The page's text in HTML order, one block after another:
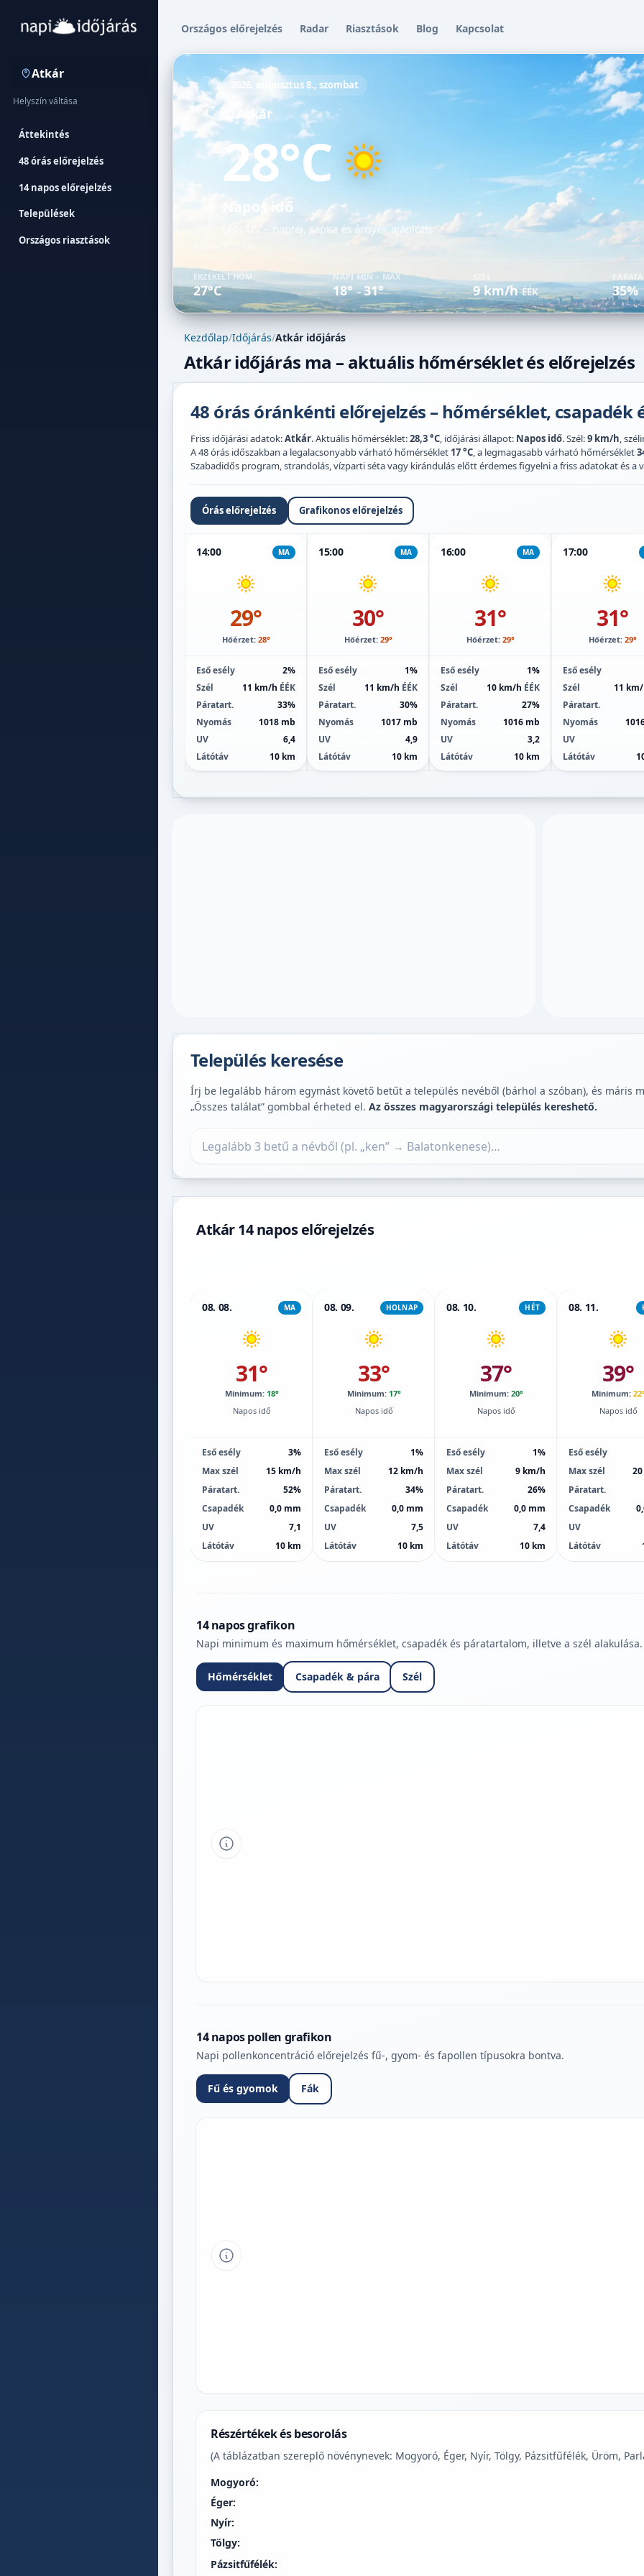
Atkár
Helyszín váltása
Áttekintés
48 órás előrejelzés
14 napos előrejelzés
Települések
Országos riasztások
Országos előrejelzés Radar Riasztások Blog Kapcsolat
2026. augusztus 8., szombat
Atkár
28°C
Napos idő
Erős UV – naptej, sapka és árnyék ajánlott!
ÉRZÉKELT HŐM.
27°C
NAPI MIN – MAX
18° –31° 9 km/hÉÉK 35%
Kezdőlap/Időjárás/Atkár időjárás
Atkár időjárás ma – aktuális hőmérséklet és előrejelzés
48 órás óránkénti előrejelzés – hőmérséklet, csapadék
Friss időjárási adatok:Atkár. Aktuális hőmérséklet:28,3 °C, időjárási állapot: Napos idő. Szél:9 km/h,
A 48 órás időszakban a legalacsonyabb várható hőmérséklet 17 °C, a legmagasabb várható hőmérséklet
Szabadidős program, strandolás, vízparti séta vagy kirándulás előtt érdemes figyelni a friss adatokat és a
Órás előrejelzés Grafikonos előrejelzés
14:00 MA
29°
Hőérzet: 28°
Eső esély
2%
Szél
11 km/h ÉÉK
Páratart.
33%
Nyomás
1018 mb
UV
6,4
Látótáv
10 km
15:00 MA
30°
Hőérzet: 29°
Eső esély
1%
Szél
11 km/h ÉÉK
Páratart.
30%
Nyomás
1017 mb
UV
4,9
Látótáv
10 km
16:00 MA
31°
Hőérzet: 29°
Eső esély
1%
Szél
10 km/h ÉÉK
Páratart.
27%
Nyomás
1016 mb
UV
3,2
Látótáv
10 km
17:00
31°
Hőérzet: 29°
Eső esély
Szél
11
Páratart.
Nyomás
UV
Látótáv
Település keresése
Írj be legalább három egymást követő betűt a település nevéből (bárhol a szóban), és máris
„Összes találat” gombbal érheted el. Az összes magyarországi település kereshető.
Atkár 14 napos előrejelzés
08. 08. MA
31°
Minimum: 18°
Napos idő
Eső esély
3%
Max szél
15 km/h
Páratart.
52%
Csapadék
0,0 mm
UV
7,1
Látótáv
10 km
08. 09. HOLNAP
33°
Minimum: 17°
Napos idő
Eső esély
1%
Max szél
12 km/h
Páratart.
34%
Csapadék
0,0 mm
UV
7,5
Látótáv
10 km
08. 10. HÉT
37°
Minimum: 20°
Napos idő
Eső esély
1%
Max szél
9 km/h
Páratart.
26%
Csapadék
0,0 mm
UV
7,4
Látótáv
10 km
08. 11.
39°
Minimum:
Napos idő
Eső esély
Max szél
Páratart.
Csapadék
UV
Látótáv
14 napos grafikon
Napi minimum és maximum hőmérséklet, csapadék és páratartalom, illetve a szél alakulása.
Hőmérséklet Csapadék & pára Szél
Tipp a grafikon jelmagyarázatához
14 napos pollen grafikon
Napi pollenkoncentráció előrejelzés fű-, gyom- és fapollen típusokra bontva.
Fű és gyomok Fák
Tipp a grafikon jelmagyarázatához
Részértékek és besorolás
(A táblázatban szereplő növénynevek: Mogyoró, Éger, Nyír, Tölgy, Pázsitfűfélék, Üröm,
Mogyoró:
Éger:
Nyír:
Tölgy:
Pázsitfűfélék: